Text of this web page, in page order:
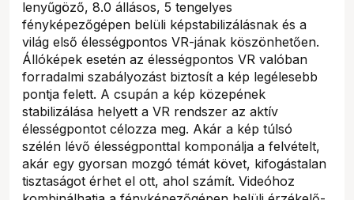
lenyűgöző, 8.0 állásos, 5 tengelyes
fényképezőgépen belüli képstabilizálásnak és a
világ első élességpontos VR-jának köszönhetően.
Állóképek esetén az élességpontos VR valóban
forradalmi szabályozást biztosít a kép legélesebb
pontja felett. A csupán a kép közepének
stabilizálása helyett a VR rendszer az aktív
élességpontot célozza meg. Akár a kép túlsó
szélén lévő élességponttal komponálja a felvételt,
akár egy gyorsan mozgó témát követ, kifogástalan
tisztaságot érhet el ott, ahol számít. Videóhoz